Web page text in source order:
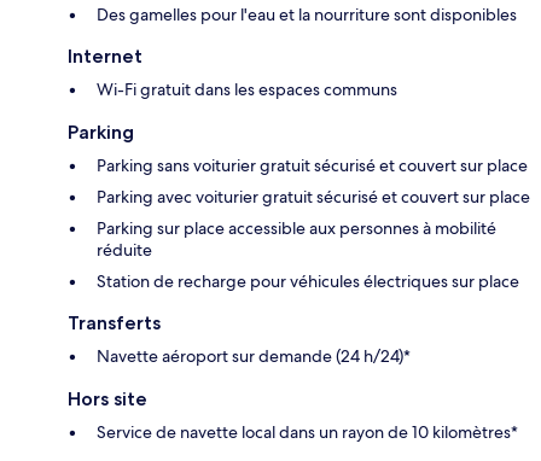
Des gamelles pour l'eau et la nourriture sont disponibles
Internet
Wi-Fi gratuit dans les espaces communs
Parking
Parking sans voiturier gratuit sécurisé et couvert sur place
Parking avec voiturier gratuit sécurisé et couvert sur place
Parking sur place accessible aux personnes à mobilité
réduite
Station de recharge pour véhicules électriques sur place
Transferts
Navette aéroport sur demande (24 h/24)*
Hors site
Service de navette local dans un rayon de 10 kilomètres*